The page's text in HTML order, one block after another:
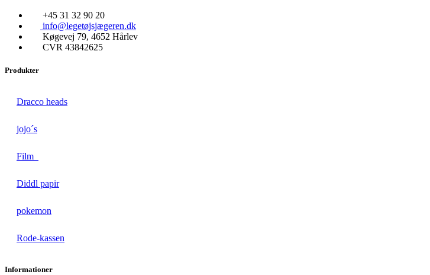
+45 31 32 90 20
info@legetøjsjægeren.dk
Køgevej 79, 4652 Hårlev
CVR 43842625
Produkter
Dracco heads
jojo´s
Film
Diddl papir
pokemon
Rode-kassen
Informationer